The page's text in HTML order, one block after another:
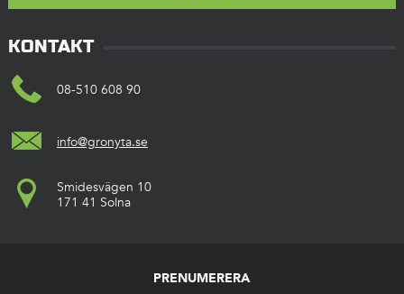
KONTAKT
08-510 608 90
info@gronyta.se
Smidesvägen 10
171 41 Solna
PRENUMERERA